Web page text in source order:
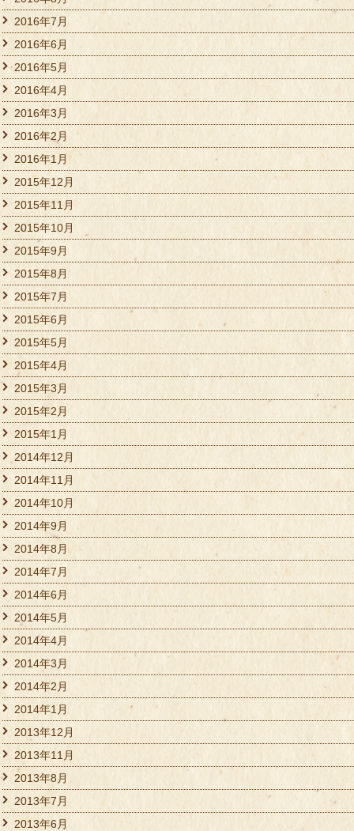
2016年7月
2016年6月
2016年5月
2016年4月
2016年3月
2016年2月
2016年1月
2015年12月
2015年11月
2015年10月
2015年9月
2015年8月
2015年7月
2015年6月
2015年5月
2015年4月
2015年3月
2015年2月
2015年1月
2014年12月
2014年11月
2014年10月
2014年9月
2014年8月
2014年7月
2014年6月
2014年5月
2014年4月
2014年3月
2014年2月
2014年1月
2013年12月
2013年11月
2013年8月
2013年7月
2013年6月